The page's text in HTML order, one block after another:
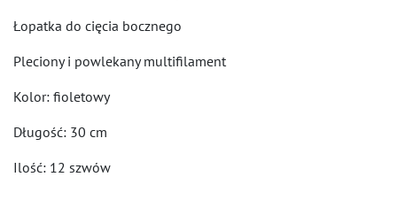
Łopatka do cięcia bocznego
Pleciony i powlekany multifilament
Kolor: fioletowy
Długość: 30 cm
Ilość: 12 szwów